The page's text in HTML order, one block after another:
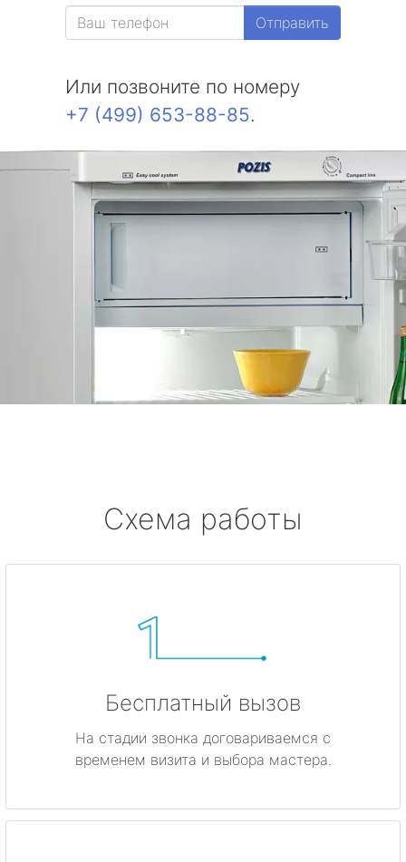
метро Белорусская
метро Красносельская
метро Беляево
метро Бибирево
метро Жулебино
метро Кропоткинская
метро Владыкино
метро Динамо
Отправить
Или позвоните по номеру
+7 (499) 653-88-85.
Схема работы
Бесплатный вызов
На стадии звонка договариваемся с
временем визита и выбора мастера.